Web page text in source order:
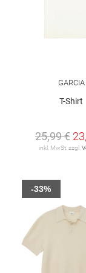
GARCIA
T-Shirt
25,99 €
inkl. MwSt. zzgl.
-33%